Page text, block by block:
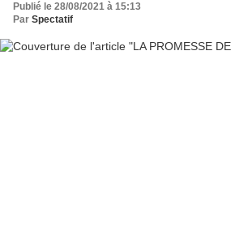
Publié le 28/08/2021 à 15:13
Par Spectatif